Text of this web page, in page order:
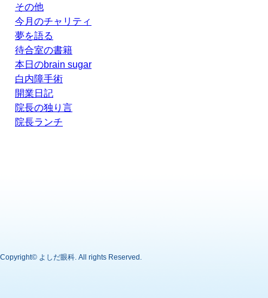
その他
今月のチャリティ
夢を語る
待合室の書籍
本日のbrain sugar
白内障手術
開業日記
院長の独り言
院長ランチ
Copyright© よしだ眼科. All rights Reserved.